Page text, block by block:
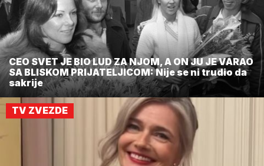
CEO SVET JE BIO LUD ZA NJOM, A ON JU JE VARAO
SA BLISKOM PRIJATELJICOM: Nije se ni trudio da
sakrije
TV ZVEZDE